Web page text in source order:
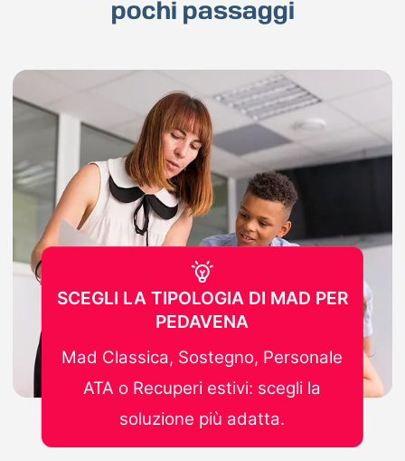
pochi passaggi
SCEGLI LA TIPOLOGIA DI MAD PER
PEDAVENA
Mad Classica, Sostegno, Personale
ATA o Recuperi estivi: scegli la
soluzione più adatta.